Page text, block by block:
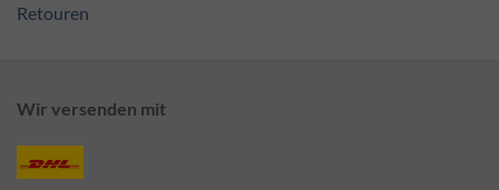
Retouren
Wir versenden mit